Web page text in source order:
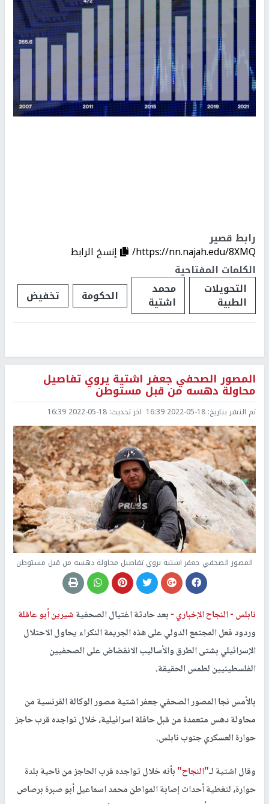
رابط قصير
https://nn.najah.edu/8XMQ/
إنسخ الرابط
الكلمات المفتاحية
التحويلات
الطبية
محمد
اشتية الحكومة تخفيض
المصور الصحفي جعفر اشتية يروي تفاصيل
محاولة دهسه من قبل مستوطن
تم النشر بتاريخ: 2022-05-18 16:39 اخر تحديث: 2022-05-18 16:39
المصور الصحفي جعفر اشتية يروي تفاصيل محاولة دهسه من قبل مستوطن
نابلس -النجاح الإخباري -بعد حادثة اغتيال الصحفيةشيرين أبو عاقلة
وردود فعل المجتمع الدولي على هذه الجريمة النكراء يحاول الاحتلال
الإسرائيلي بشتى الطرق والأساليب الانقضاض على الصحفيين
الفلسطينيين لطمس الحقيقة.
بالأمس نجا المصور الصحفي جعفر اشتية مصور الوكالة الفرنسية من
محاولة دهس متعمدة من قبل حافلة اسرائيلية، خلال تواجده قرب حاجز
حوارة العسكري جنوب نابلس.
وقال اشتية لـ"النجاح"بأنه خلال تواجده قرب الحاجز من ناحية بلدة
حوارة، لتغطية أحداث إصابة المواطن محمد اسماعيل أبو صبرة برصاص